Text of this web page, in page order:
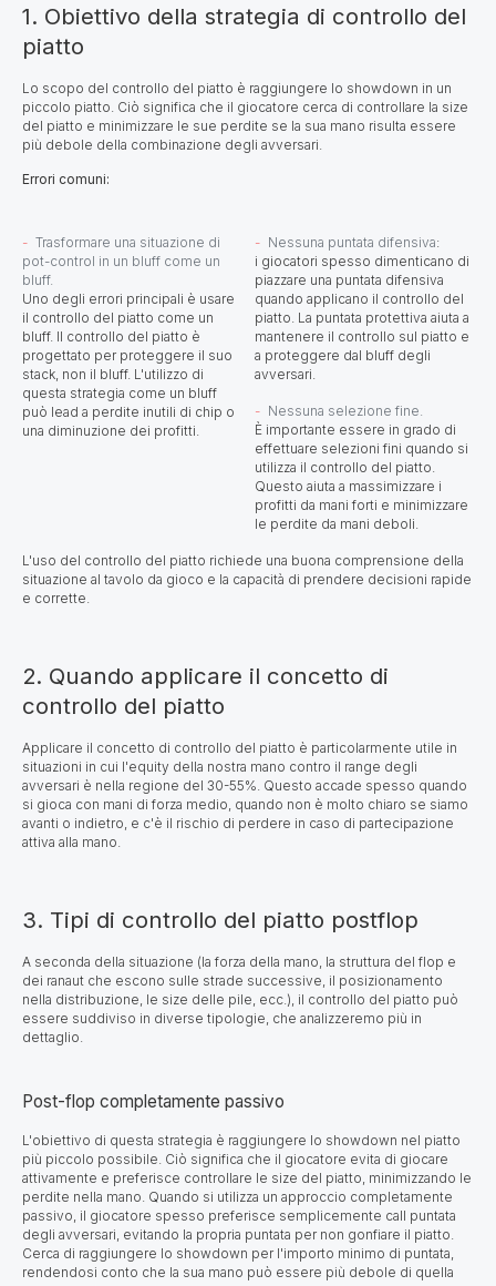
1. Obiettivo della strategia di controllo del
piatto
Lo scopo del controllo del piatto è raggiungere lo showdown in un
piccolo piatto. Ciò significa che il giocatore cerca di controllare la size
del piatto e minimizzare le sue perdite se la sua mano risulta essere
più debole della combinazione degli avversari.
Errori comuni:
Trasformare una situazione di
pot-control in un bluff come un
bluff.
Uno degli errori principali è usare
il controllo del piatto come un
bluff. Il controllo del piatto è
progettato per proteggere il suo
stack, non il bluff. L'utilizzo di
questa strategia come un bluff
può lead a perdite inutili di chip o
una diminuzione dei profitti.
Nessuna puntata difensiva:
i giocatori spesso dimenticano di
piazzare una puntata difensiva
quando applicano il controllo del
piatto. La puntata protettiva aiuta a
mantenere il controllo sul piatto e
a proteggere dal bluff degli
avversari.
Nessuna selezione fine.
È importante essere in grado di
effettuare selezioni fini quando si
utilizza il controllo del piatto.
Questo aiuta a massimizzare i
profitti da mani forti e minimizzare
le perdite da mani deboli.
L'uso del controllo del piatto richiede una buona comprensione della
situazione al tavolo da gioco e la capacità di prendere decisioni rapide
e corrette.
2. Quando applicare il concetto di
controllo del piatto
Applicare il concetto di controllo del piatto è particolarmente utile in
situazioni in cui l'equity della nostra mano contro il range degli
avversari è nella regione del 30-55%. Questo accade spesso quando
si gioca con mani di forza medio, quando non è molto chiaro se siamo
avanti o indietro, e c'è il rischio di perdere in caso di partecipazione
attiva alla mano.
3. Tipi di controllo del piatto postflop
A seconda della situazione (la forza della mano, la struttura del flop e
dei ranaut che escono sulle strade successive, il posizionamento
nella distribuzione, le size delle pile, ecc.), il controllo del piatto può
essere suddiviso in diverse tipologie, che analizzeremo più in
dettaglio.
Post-flop completamente passivo
L'obiettivo di questa strategia è raggiungere lo showdown nel piatto
più piccolo possibile. Ciò significa che il giocatore evita di giocare
attivamente e preferisce controllare le size del piatto, minimizzando le
perdite nella mano. Quando si utilizza un approccio completamente
passivo, il giocatore spesso preferisce semplicemente call puntata
degli avversari, evitando la propria puntata per non gonfiare il piatto.
Cerca di raggiungere lo showdown per l'importo minimo di puntata,
rendendosi conto che la sua mano può essere più debole di quella